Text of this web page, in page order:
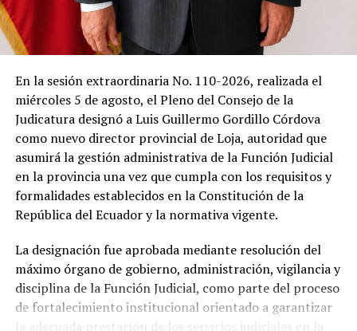
Allí, en medio del silencio, el padre Telmo Vinicio Girón
inició la eucaristía.
Las primeras palabras apenas lograron romper la
quietud.
Después llegaron las lágrimas.
Porque cuando una comunidad pierde diecinueve vidas
en una sola madrugada, las oraciones dejan de ser un
ritual religioso para convertirse en un acto colectivo de
supervivencia.
Hay nombres que ya descansan. Hay
otros que siguen esperando
En la sesión extraordinaria No. 110-2026, realizada el
miércoles 5 de agosto, el Pleno del Consejo de la
Judicatura designó a Luis Guillermo Gordillo Córdova
como nuevo director provincial de Loja, autoridad que
asumirá la gestión administrativa de la Función Judicial
en la provincia una vez que cumpla con los requisitos y
formalidades establecidos en la Constitución de la
República del Ecuador y la normativa vigente.
La designación fue aprobada mediante resolución del
máximo órgano de gobierno, administración, vigilancia y
disciplina de la Función Judicial, como parte del proceso
de fortalecimiento institucional orientado a garantizar
la adecuada prestación de los servicios judiciales en la